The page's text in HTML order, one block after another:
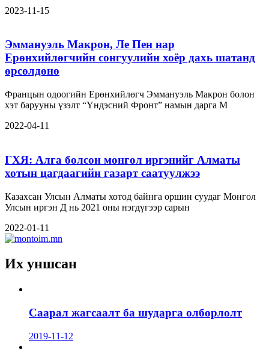
2023-11-15
Эммануэль Макрон, Ле Пен нар
Ерөнхийлөгчийн сонгуулийн хоёр дахь шатанд
өрсөлдөнө
Францын одоогийн Ерөнхийлөгч Эммануэль Макрон болон
хэт барууны үзэлт “Үндэсний Фронт” намын дарга М
2022-04-11
ГХЯ: Алга болсон монгол иргэнийг Алматы
хотын цагдаагийн газарт саатуулжээ
Казахсан Улсын Алматы хотод байнга оршин суудаг Монгол
Улсын иргэн Д нь 2021 оны нэгдүгээр сарын
2022-01-11
Их уншсан
Саарал жагсаалт ба шударга олборлолт
2019-11-12